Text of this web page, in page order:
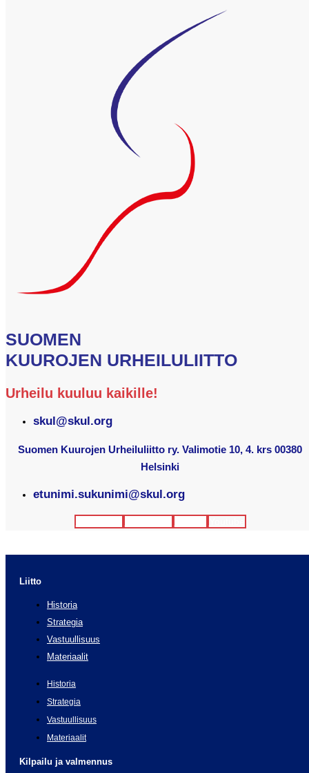
SUOMEN
KUUROJEN URHEILULIITTO
Urheilu kuuluu kaikille!
skul@skul.org
Suomen Kuurojen Urheiluliitto ry. Valimotie 10, 4. krs 00380
Helsinki
etunimi.sukunimi@skul.org
Liitto
Historia
Strategia
Vastuullisuus
Materiaalit
Historia
Strategia
Vastuullisuus
Materiaalit
Kilpailu ja valmennus